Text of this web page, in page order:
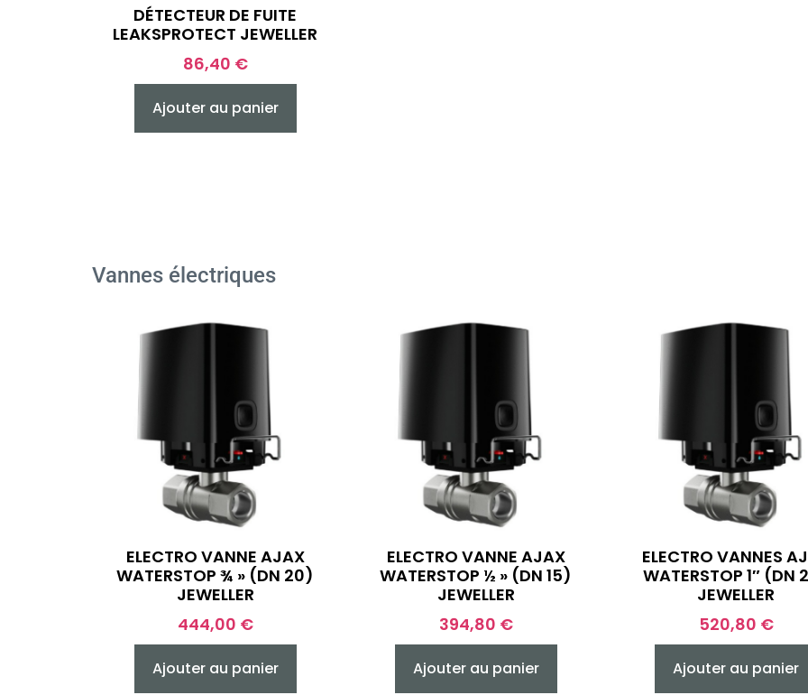
DÉTECTEUR DE FUITE
LEAKSPROTECT JEWELLER
86,40 €
Ajouter au panier
Vannes électriques
ELECTRO VANNE AJAX
WATERSTOP ¾ » (DN 20)
JEWELLER
444,00 €
Ajouter au panier
ELECTRO VANNE AJAX
WATERSTOP ½ » (DN 15)
JEWELLER
394,80 €
Ajouter au panier
ELECTRO VANNES
WATERSTOP 1″ (DN
JEWELLER
520,80 €
Ajouter au panier